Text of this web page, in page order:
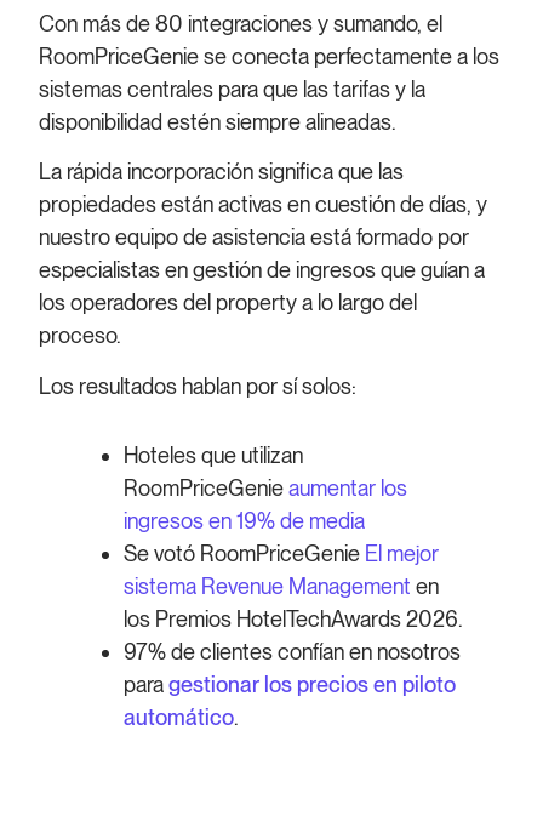
Con más de 80 integraciones y sumando, el
RoomPriceGenie se conecta perfectamente a los
sistemas centrales para que las tarifas y la
disponibilidad estén siempre alineadas.
La rápida incorporación significa que las
propiedades están activas en cuestión de días, y
nuestro equipo de asistencia está formado por
especialistas en gestión de ingresos que guían a
los operadores del property a lo largo del
proceso.
Los resultados hablan por sí solos:
Hoteles que utilizan
RoomPriceGenieaumentar los
ingresos en 19% de media
Se votó RoomPriceGenie El mejor
sistema Revenue Management en
los Premios HotelTechAwards 2026.
97% de clientes confían en nosotros
paragestionar los precios en piloto
automático.